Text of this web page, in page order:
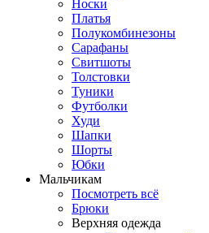
Носки
Платья
Полукомбинезоны
Сарафаны
Свитшоты
Толстовки
Туники
Футболки
Худи
Шапки
Шорты
Юбки
Мальчикам
Посмотреть всё
Брюки
Верхняя одежда